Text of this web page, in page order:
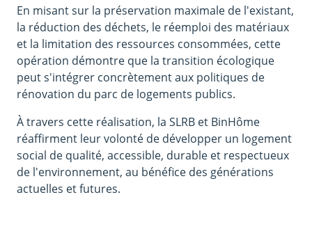
En misant sur la préservation maximale de l'existant,
la réduction des déchets, le réemploi des matériaux
et la limitation des ressources consommées, cette
opération démontre que la transition écologique
peut s'intégrer concrètement aux politiques de
rénovation du parc de logements publics.
À travers cette réalisation, la SLRB et BinHôme
réaffirment leur volonté de développer un logement
social de qualité, accessible, durable et respectueux
de l'environnement, au bénéfice des générations
actuelles et futures.